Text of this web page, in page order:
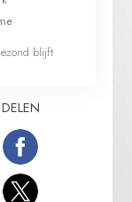
blijft
DELEN